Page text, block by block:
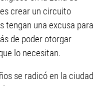
crear un circuito
tengan una excusa para
de poder otorgar
lo necesitan.
se radicó en la ciudad